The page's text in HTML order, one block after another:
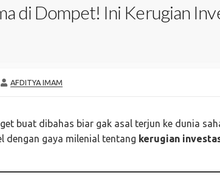
di Dompet! Ini Kerugian
AUTHOR
AFDITYA IMAM
buat dibahas biar gak asal terjun ke dunia
dengan gaya milenial tentang kerugian